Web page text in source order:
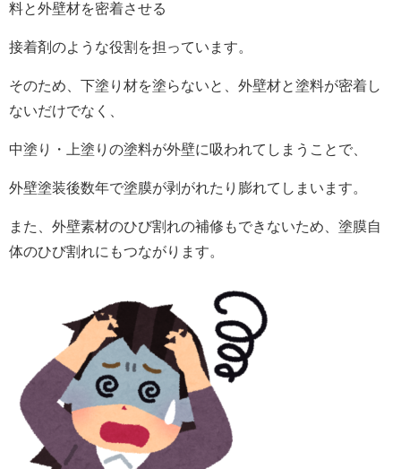
料と外壁材を密着させる
接着剤のような役割を担っています。
そのため、下塗り材を塗らないと、外壁材と塗料が密着し
ないだけでなく、
中塗り・上塗りの塗料が外壁に吸われてしまうことで、
外壁塗装後数年で塗膜が剥がれたり膨れてしまいます。
また、外壁素材のひび割れの補修もできないため、塗膜自
体のひび割れにもつながります。